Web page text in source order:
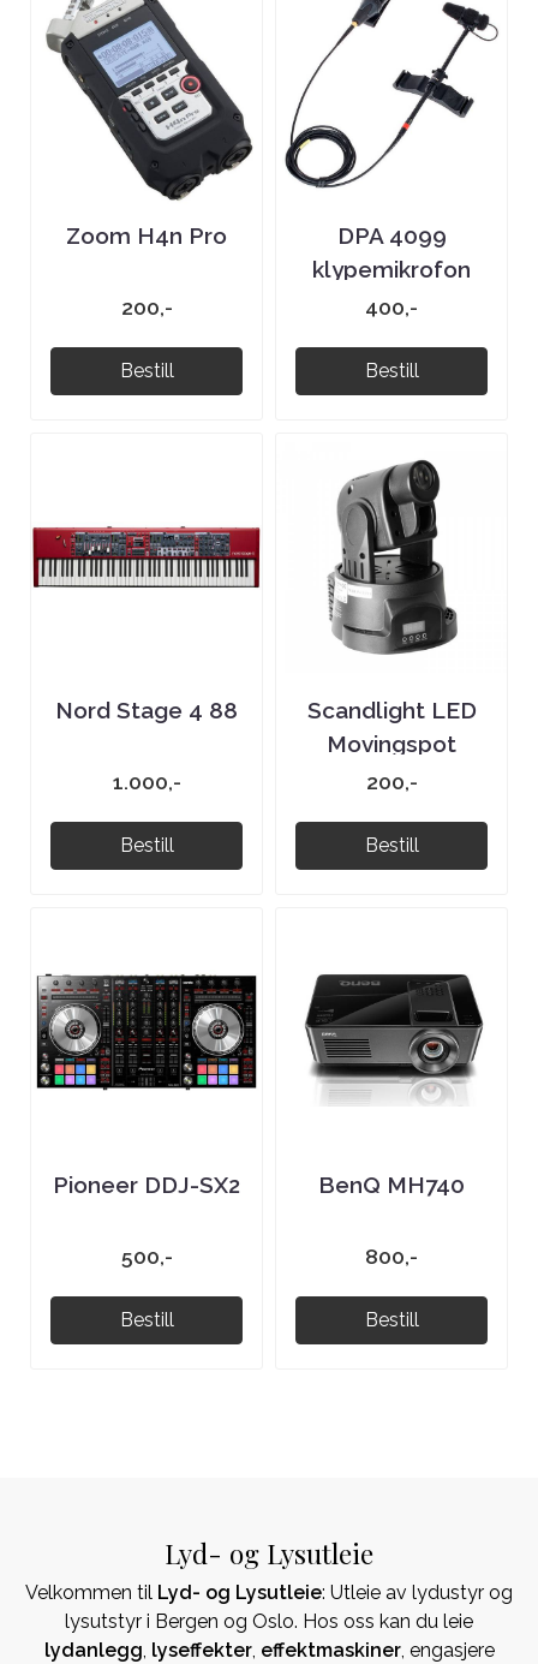
Zoom H4n Pro
200,-
Bestill
DPA 4099
klypemikrofon
400,-
Bestill
Nord Stage 4 88
1.000,-
Bestill
Scandlight LED
Movingspot
200,-
Bestill
Pioneer DDJ-SX2
500,-
Bestill
BenQ MH740
800,-
Bestill
Lyd- og Lysutleie
Velkommen til Lyd- og Lysutleie: Utleie av lydustyr og
lysutstyr i Bergen og Oslo. Hos oss kan du leie
lydanlegg, lyseffekter, effektmaskiner, engasjere